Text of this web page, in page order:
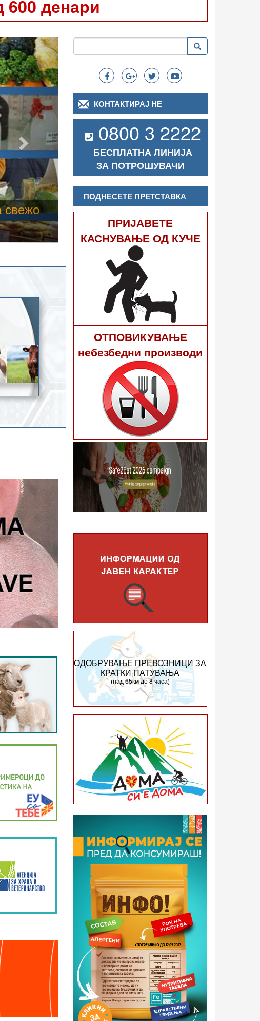
600 денари
достигне 40
Следно
Search
Пребарување Пребарување
КОНТАКТИРАЈ НЕ
0800 3 2222
БЕСПЛАТНА ЛИНИЈА
ЗА ПОТРОШУВАЧИ
ПОДНЕСЕТЕ ПРЕТСТАВКА
ПРИЈАВЕТЕ
КАСНУВАЊЕ ОД КУЧЕ
ОТПОВИКУВАЊЕ
небезбедни производи
ОДОБРУВАЊЕ ПРЕВОЗНИЦИ ЗА
КРАТКИ ПАТУВАЊА
(над 65км до 8 часа)